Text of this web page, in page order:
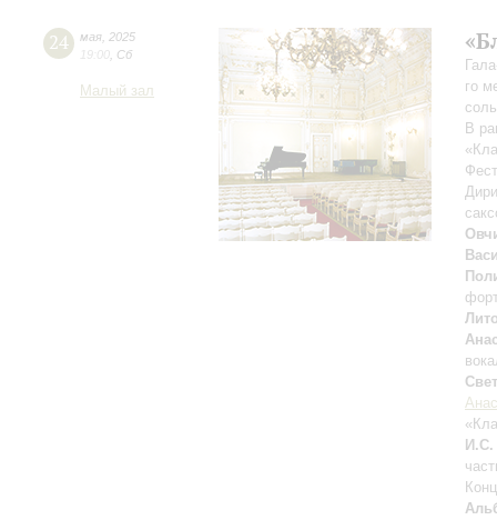
24 мая 2025
19:00
Сб
Малый зал
го
В
И.С.